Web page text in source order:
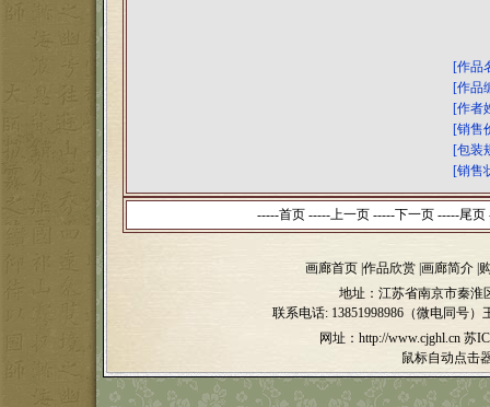
[作品
[作品
[作者
[销售
[包装
[销售
-----首页 -----上一页 -----下一页 -----尾页
画廊首页 作品欣赏 画廊简介
地址：江苏省南京市秦淮
联系电话: 13851998986（微电同号）
网址：http://www.cjghl.cn 苏
鼠标自动点击